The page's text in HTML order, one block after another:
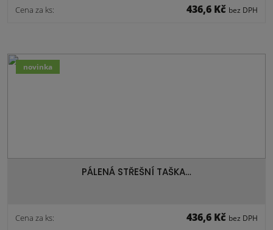
Cena za ks: 436,6 Kč bez DPH
PÁLENÁ STŘEŠNÍ TAŠKA…
Cena za ks: 436,6 Kč bez DPH
novinka